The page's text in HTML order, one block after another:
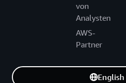
von
Analysten
AWS-
Partner
English